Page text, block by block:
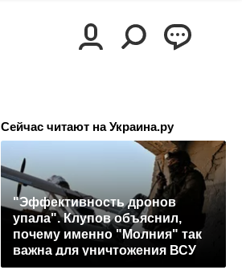
Сейчас читают на Украина.ру
"Эффективность дронов
упала". Клупов объяснил,
почему именно "Молния" так
важна для уничтожения ВСУ